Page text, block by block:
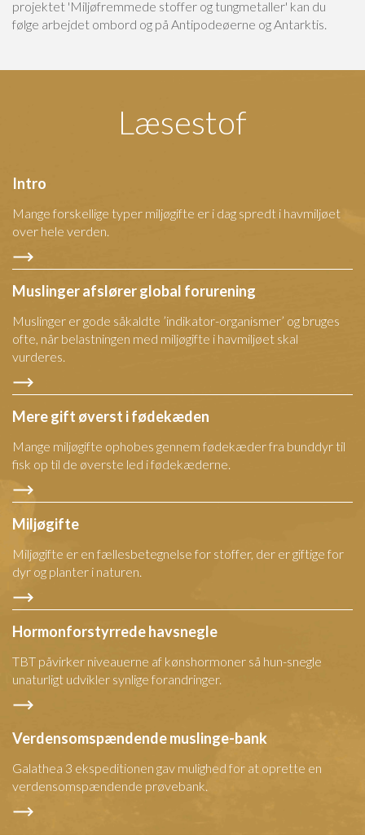
projektet 'Miljøfremmede stoffer og tungmetaller' kan du
følge arbejdet ombord og på Antipodeøerne og Antarktis.
Læsestof
Intro
Mange forskellige typer miljøgifte er i dag spredt i havmiljøet
over hele verden.
Muslinger afslører global forurening
Muslinger er gode såkaldte ’indikator-organismer’ og bruges
ofte, når belastningen med miljøgifte i havmiljøet skal
vurderes.
Mere gift øverst i fødekæden
Mange miljøgifte ophobes gennem fødekæder fra bunddyr til
fisk op til de øverste led i fødekæderne.
Miljøgifte
Miljøgifte er en fællesbetegnelse for stoffer, der er giftige for
dyr og planter i naturen.
Hormonforstyrrede havsnegle
TBT påvirker niveauerne af kønshormoner så hun-snegle
unaturligt udvikler synlige forandringer.
Verdensomspændende muslinge-bank
Galathea 3 ekspeditionen gav mulighed for at oprette en
verdensomspændende prøvebank.